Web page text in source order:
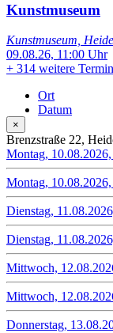
Kunstmuseum
Kunstmuseum,
09.08.26, 11:00 Uhr
+ 314 weitere
Ort
Datum
×
Brenzstraße 22,
Montag,
Montag,
Dienstag,
Dienstag,
Mittwoch,
Mittwoch,
Donnerstag,